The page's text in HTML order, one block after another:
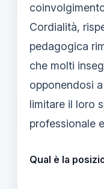
Cordialità,
pedagogica
che molti
opponendosi
limitare il loro
professionale
Qual è la